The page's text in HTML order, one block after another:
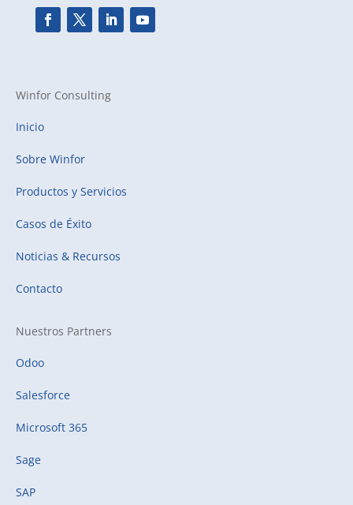
Winfor Consulting
Inicio
Sobre Winfor
Productos y Servicios
Casos de Éxito
Noticias & Recursos
Contacto
Nuestros Partners
Odoo
Salesforce
Microsoft 365
Sage
SAP